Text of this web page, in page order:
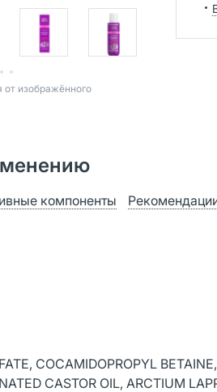
от изображённого
компоненты
COCAMIDOPROPYL
CASTOR OIL, ARCTIUM